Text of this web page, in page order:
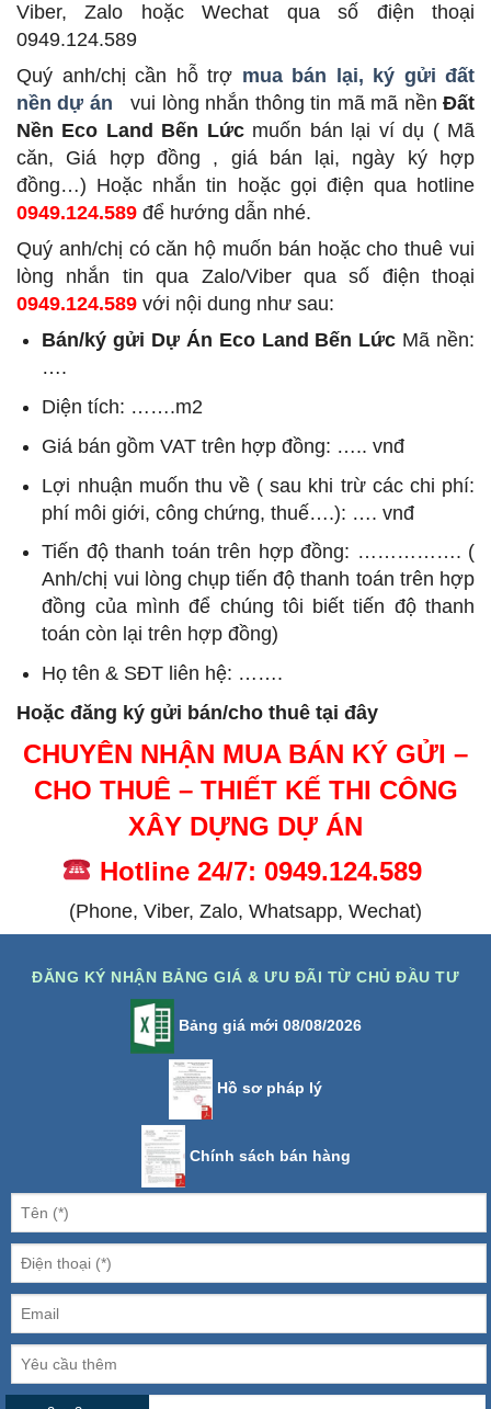
Viber, Zalo hoặc Wechat qua số điện thoại
0949.124.589
Quý anh/chị cần hỗ trợ mua bán lại, ký gửi đất
nền dự án
vui lòng nhắn thông tin mã mã nềnĐất
Nền Eco Land Bến Lứcmuốn bán lại ví dụ ( Mã
căn, Giá hợp đồng , giá bán lại, ngày ký hợp
đồng…) Hoặc nhắn tin hoặc gọi điện qua hotline
0949.124.589 để hướng dẫn nhé.
Quý anh/chị có căn hộ muốn bán hoặc cho thuê vui
lòng nhắn tin qua Zalo/Viber qua số điện thoại
0949.124.589 với nội dung như sau:
Bán/ký gửi Dự Án Eco Land Bến Lức Mã nền:
….
Diện tích: …….m2
Giá bán gồm VAT trên hợp đồng: ….. vnđ
Lợi nhuận muốn thu về ( sau khi trừ các chi phí:
phí môi giới, công chứng, thuế….): …. vnđ
Tiến độ thanh toán trên hợp đồng: ……………. (
Anh/chị vui lòng chụp tiến độ thanh toán trên hợp
đồng của mình để chúng tôi biết tiến độ thanh
toán còn lại trên hợp đồng)
Họ tên & SĐT liên hệ: …….
Hoặc đăng ký gửi bán/cho thuê tại đây
CHUYÊN NHẬN MUA BÁN KÝ GỬI –
CHO THUÊ – THIẾT KẾ THI CÔNG
XÂY DỰNG DỰ ÁN
Hotline 24/7: 0949.124.589
(Phone, Viber, Zalo, Whatsapp, Wechat)
ĐĂNG KÝ NHẬN BẢNG GIÁ & ƯU ĐÃI TỪ CHỦ ĐẦU TƯ
Bảng giá mới 08/08/2026
Hồ sơ pháp lý
Chính sách bán hàng